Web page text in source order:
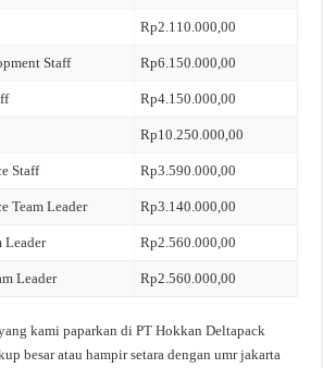
Rp2.110.000,00
Staff Rp6.150.000,00
Rp4.150.000,00
Rp10.250.000,00
Staff Rp3.590.000,00
Team Leader Rp3.140.000,00
Leader Rp2.560.000,00
Leader Rp2.560.000,00
kami paparkan di PT Hokkan Deltapack
besar atau hampir setara dengan umr jakarta